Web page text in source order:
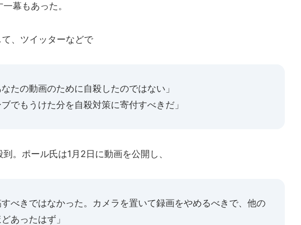
幕もあった。
、ツイッターなどで
なたの動画のために自殺したのではない」
ブでもうけた分を自殺対策に寄付すべきだ」
。ポール氏は1月2日に動画を公開し、
すべきではなかった。カメラを置いて録画をやめるべきで、他の
あったはず」